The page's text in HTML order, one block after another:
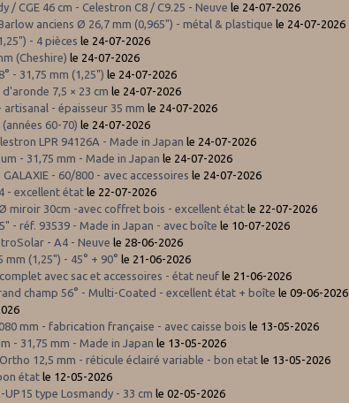
/ CGE 46 cm - Celestron C8 / C9.25 - Neuve le 24-07-2026
anciens Ø 26,7 mm (0,965") - métal & plastique le 24-07-2026
- 4 pièces le 24-07-2026
(Cheshire) le 24-07-2026
- 31,75 mm (1,25") le 24-07-2026
7,5 × 23 cm le 24-07-2026
- épaisseur 35 mm le 24-07-2026
60-70) le 24-07-2026
LPR 94126A - Made in Japan le 24-07-2026
- 31,75 mm - Made in Japan le 24-07-2026
- 60/800 - avec accessoires le 24-07-2026
- excellent état le 22-07-2026
miroir 30cm -avec coffret bois - excellent état le 22-07-2026
- réf. 93539 - Made in Japan - avec boîte le 10-07-2026
- A4 - Neuve le 28-06-2026
(1,25") - 45° + 90° le 21-06-2026
avec sac et accessoires - état neuf le 21-06-2026
champ 56° - Multi-Coated - excellent état + boîte le 09-06-2026
mm - fabrication française - avec caisse bois le 13-05-2026
- 31,75 mm - Made in Japan le 13-05-2026
12,5 mm - réticule éclairé variable - bon etat le 13-05-2026
état le 12-05-2026
type Losmandy - 33 cm le 02-05-2026